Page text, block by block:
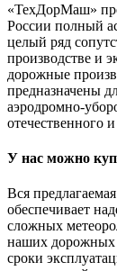
«ТехДорМаш»
России полный
целый ряд
производстве и
дорожные
предназначены
аэродромно-
отечественного
У нас можно
Вся
обеспечивает
сложных
наших дорожных
сроки